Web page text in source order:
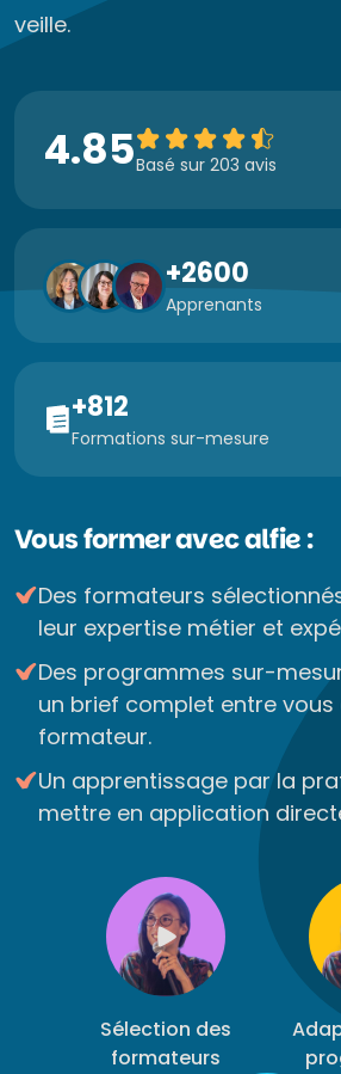
veille.
4.85Basé sur 203 avis
+2600
Apprenants
+812
Formations sur-mesure
Vous former avec alfie :
Des formateurs
leur expertise métier et
Des programmes sur-
un brief complet entre
formateur.
Un apprentissage par la
mettre en application
Sélection des
formateurs